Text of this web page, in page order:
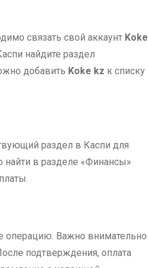
связать свой аккаунт Koke
найдите раздел
добавить Koke kz к списку
раздел в Каспи для
в разделе «Финансы»
операцию. Важно внимательно
подтверждения, оплата